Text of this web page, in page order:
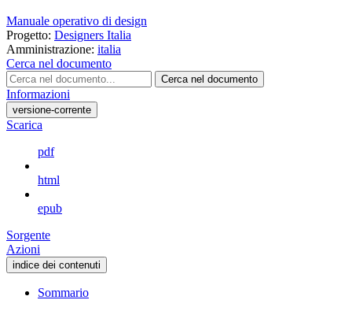
Manuale operativo di design
Progetto: Designers Italia
Amministrazione: italia
Cerca nel documento
Cerca nel documento
Informazioni
versione-corrente
Scarica
pdf
html
epub
Sorgente
Azioni
indice dei contenuti
Sommario